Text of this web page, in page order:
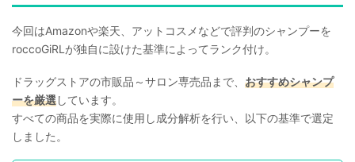
今回はAmazonや楽天、アットコスメなどで評判のシャンプーを
roccoGiRLが独自に設けた基準によってランク付け。
ドラッグストアの市販品～サロン専売品まで、 おすすめシャンプ
ーを厳選しています。
すべての商品を実際に使用し成分解析を行い、以下の基準で選定
しました。